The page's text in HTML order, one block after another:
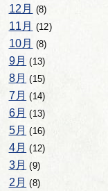
12月 (8)
11月 (12)
10月 (8)
9月 (13)
8月 (15)
7月 (14)
6月 (13)
5月 (16)
4月 (12)
3月 (9)
2月 (8)